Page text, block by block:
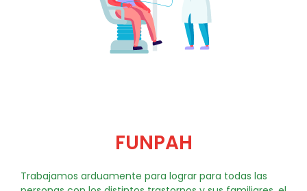
FUNPAH
Trabajamos arduamente para lograr para todas las